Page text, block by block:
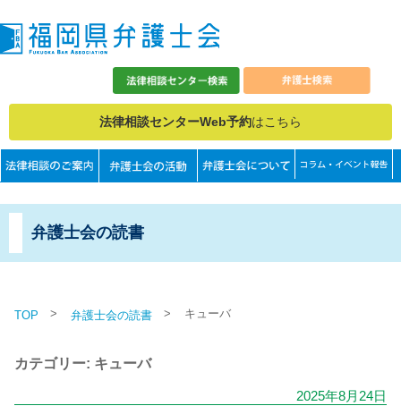
法律相談センターWeb予約はこちら
弁護士会の読書
TOP > 弁護士会の読書 > キューバ
カテゴリー: キューバ
2025年8月24日